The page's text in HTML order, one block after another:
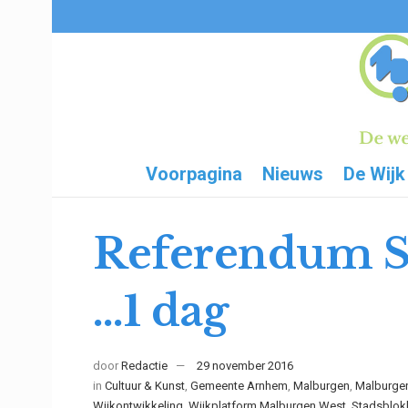
Voorpagina Nieuws De Wijk
Referendum
…1 dag
door Redactie
29 november 2016
in Cultuur & Kunst, Gemeente Arnhem, Malburgen,